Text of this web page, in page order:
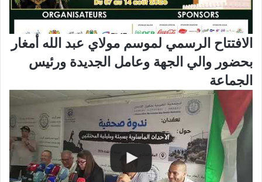
الافتتاح الرسمي لموسم مولاي عبد الله أمغار
بحضور والي الجهة وعامل الجديدة ورئيس
الجماعة